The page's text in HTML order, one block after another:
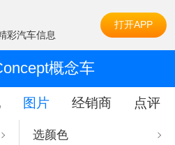
彩汽车信息
打开APP
概念车
图片 经销商 点评
选颜色